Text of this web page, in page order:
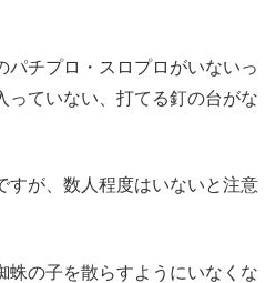
パチプロ・スロプロがいないっ
っていない、打てる釘の台がな
すが、数人程度はいないと注意
蛛の子を散らすようにいなくな